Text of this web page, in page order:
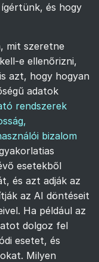
és hogy
mit szeretne
e ellenőrizni,
azt, hogy hogyan
adatok
rendszerek
bizalom
esetekből
és azt adják az
az AI döntéseit
Ha például az
dolgoz fel
esetet, és
Milyen